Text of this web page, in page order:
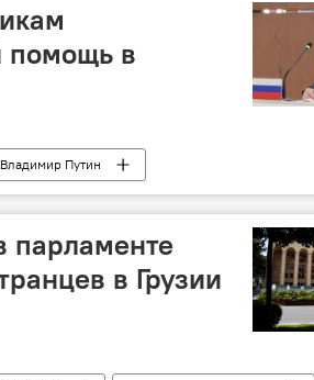
помощь в
Владимир Путин
парламенте
в Грузии